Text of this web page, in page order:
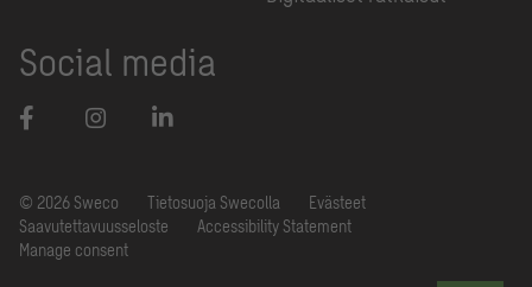
Social media
© 2026 Sweco Tietosuoja Swecolla
Evästeet
Saavutettavuusseloste
Accessibility Statement
Manage consent